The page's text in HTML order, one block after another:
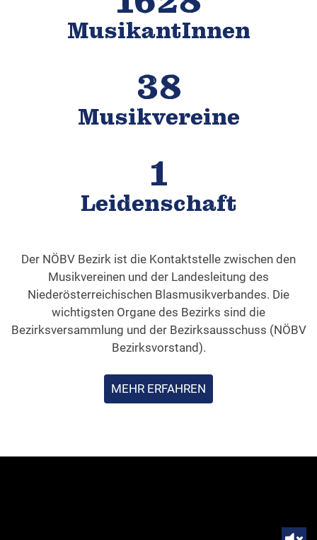
MusikantInnen
38
Musikvereine
1
Leidenschaft
Der NÖBV Bezirk ist die Kontaktstelle zwischen den
Musikvereinen und der Landesleitung des
Niederösterreichischen Blasmusikverbandes. Die
wichtigsten Organe des Bezirks sind die
Bezirksversammlung und der Bezirksausschuss (NÖBV
Bezirksvorstand).
MEHR ERFAHREN